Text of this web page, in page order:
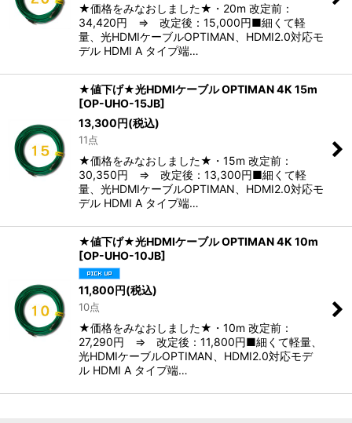
★価格をみなおしました★・20m 改定前：
34,420円 ⇒ 改定後：15,000円■細くて軽
量、光HDMIケーブルOPTIMAN、HDMI2.0対応モ
デル HDMI A タイプ端…
★値下げ★光HDMIケーブル OPTIMAN 4K 15m
[OP-UHO-15JB]
13,300円(税込)
11点
★価格をみなおしました★・15m 改定前：
30,350円 ⇒ 改定後：13,300円■細くて軽
量、光HDMIケーブルOPTIMAN、HDMI2.0対応モ
デル HDMI A タイプ端…
★値下げ★光HDMIケーブル OPTIMAN 4K 10m
[OP-UHO-10JB]
11,800円(税込)
10点
★価格をみなおしました★・10m 改定前：
27,290円 ⇒ 改定後：11,800円■細くて軽量、
光HDMIケーブルOPTIMAN、HDMI2.0対応モデ
ル HDMI A タイプ端…